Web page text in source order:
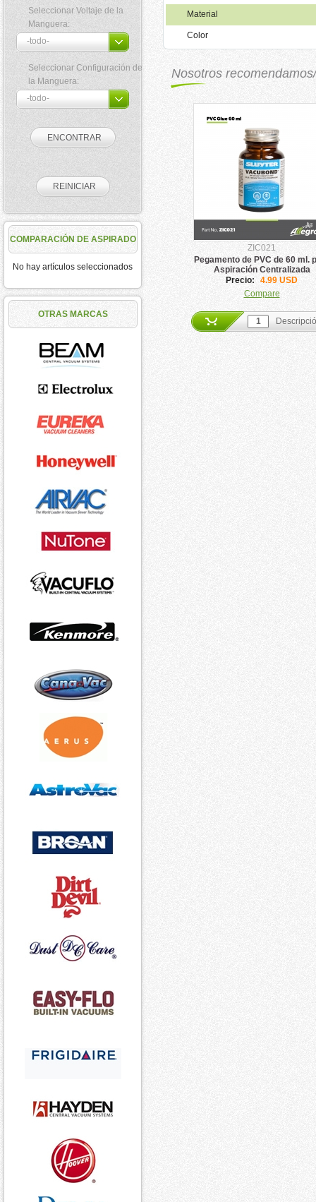
Seleccionar Voltaje de la
Manguera:
Seleccionar Configuración de
la Manguera:
COMPARACIÓN DE ASPIRADO
No hay artículos seleccionados
OTRAS MARCAS
Material
Color
Nosotros
ZIC021
Pegamento de PVC de 60 ml.
Aspiración Centralizada
Precio:
4.99 USD
Compare